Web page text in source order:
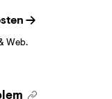
Web.